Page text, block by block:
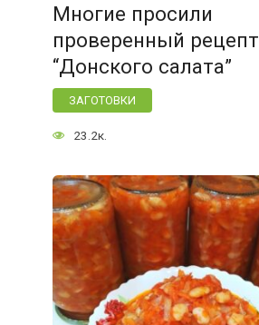
Многие просили
проверенный рецепт
“Донского салата”
ЗАГОТОВКИ
23.2к.